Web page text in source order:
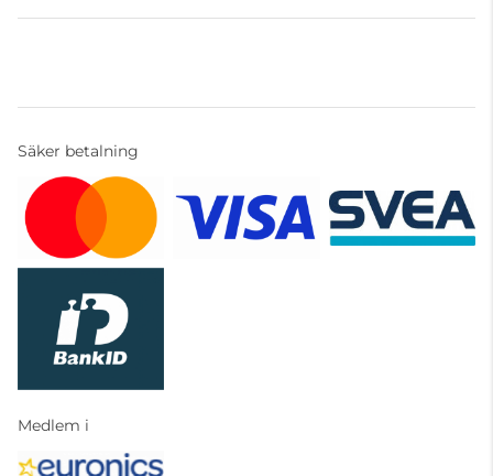
Säker betalning
Medlem i